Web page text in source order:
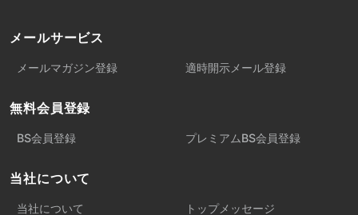
メールサービス
メールマガジン登録 適時開示メール登録
無料会員登録
BS会員登録 プレミアムBS会員登録
当社について
当社について トップメッセージ